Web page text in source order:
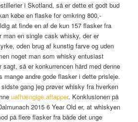
i Skotland, så er dette et godt bud
købe en flaske for omkring 800,-
at finde en af de kun 157 flasker fra
man en single cask whisky, der er
oden brug af kunstig farve og uden
noget man som whisky entusiast
så er konkurrencen hård med denne
andre gode flasker i dette prisleje.
gang jeg prøver whisky fra hverken
uafhængige aftapper. Konklusionen på
2015 6 Year Old er, at whiskyen
på flere flasker fra både det unge